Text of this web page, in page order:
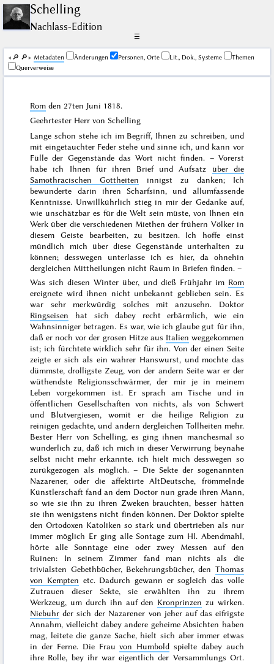
Schelling
Nachlass-Edition
☰
🔎︎ 🔎︎ Me­ta­da­ten Änderungen Personen, Orte Lit., Dok., Systeme
Themen
Querverweise
Rom den27ten Juni 1818.
Geehrtester Herr von Schelling
Lange schon stehe ich im Begriff, Ihnen zu schreiben, und
mit eingetauchter Feder stehe und sinne ich, und kann vor
Fülle der Gegenstände das Wort nicht finden. – Vorerst
habe ich Ihnen für ihren Brief und Aufsatz über die
Samothracischen Gottheiten innigst zu danken; Ich
bewunderte darin ihren Scharfsinn, und allumfassende
Kenntnisse. Unwillkührlich stieg in mir der Gedanke auf,
wie unschätzbar es für die Welt sein müste, von Ihnen ein
Werk über die verschiedenen Miethen der frühern Völker in
diesem Geiste bearbeiten, zu besitzen. Ich hoffe einst
mündlich mich über diese Gegenstände unterhalten zu
können; desswegen unterlasse ich es hier, da ohnehin
dergleichen Mittheilungen nicht Raum in Briefen finden. –
Was sich diesenWinter über, und dieß Frühjahrim Rom
ereignete wird ihnen nicht unbekannt geblieben sein. Es
war sehr merkwürdig solches mit anzusehn. Doktor
Ringseisen hat sich dabey recht erbärmlich, wie ein
Wahnsinniger betragen. Es war, wie ich glaube gut für ihn,
daß er noch vor der grosen Hitze aus Italien weggekommen
ist; ich fürchtete wirklich sehr für ihn. Von der einen Seite
zeigte er sich als ein wahrer Hanswurst, und mochte das
dümmste, drolligste Zeug, von der andern Seite war er der
wüthendste Religionsschwärmer, der mir je in meinem
Leben vorgekommen ist. Er sprach am Tische und in
öffentlichen Gesellschaften von nichts, als von Schwert
und Blutvergiesen, womit er die heilige Religion zu
reinigen gedachte, und andern dergleichen Tollheiten mehr.
Bester Herr von Schelling, es ging ihnen manchesmal so
wunderlich zu, daß ich mich in dieser Verwirrung beynahe
selbst nicht mehr erkannte. ich hielt mich desswegen so
zurükgezogen als möglich. – Die Sekte der sogenannten
Nazarener, oder die affektirte AltDeutsche, frömmelnde
Künstlerschaft fand an dem Doctor nun grade ihren Mann,
so wie sie ihn zu ihren Zweken brauchten, besser hätten
sie ihn wenigstens nicht finden können. Der Doktor spielte
den Ortodoxen Katoliken so stark und übertrieben als nur
immer möglich Er ging alle Sontage zum Hl. Abendmahl,
hörte alle Sonntage eine oder zwey Messen auf den
Ruinen: In seinem Zimmer fand man nichts als die
trivialsten Gebethbücher, Bekehrungsbücher, den Thomas
von Kempten etc. Dadurch gewann er sogleich das volle
Zutrauen dieser Sekte, sie erwählten ihn zu ihrem
Werkzeug, um durch ihn auf den Kronprinzen zu wirken.
Niebuhr der sich der Nazarener von jeher auf das eifrigste
Annahm, vielleicht dabey andere geheime Absichten haben
mag, leitete die ganze Sache, hielt sich aber immer etwas
in der Ferne. Die Frauvon Humbold spielte dabey auch
ihre Rolle, bey ihr war eigentlich der Versammlungs Ort.